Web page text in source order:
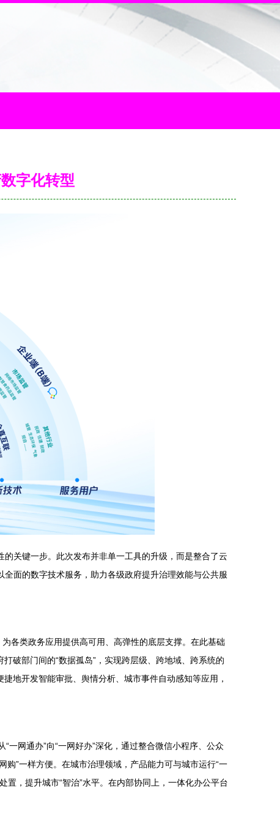
字化转型
关键一步。此次发布并非单一工具的升级，而是整合了云
面的数字技术服务，助力各级政府提升治理效能与公共服
各类政务应用提供高可用、高弹性的底层支撑。在此基础
破部门间的“数据孤岛”，实现跨层级、跨地域、跨系统的
地开发智能审批、舆情分析、城市事件自动感知等应用，
一网通办”向“一网好办”深化，通过整合微信小程序、公众
”一样方便。在城市治理领域，产品能力可与城市运行“一
，提升城市“智治”水平。在内部协同上，一体化办公平台